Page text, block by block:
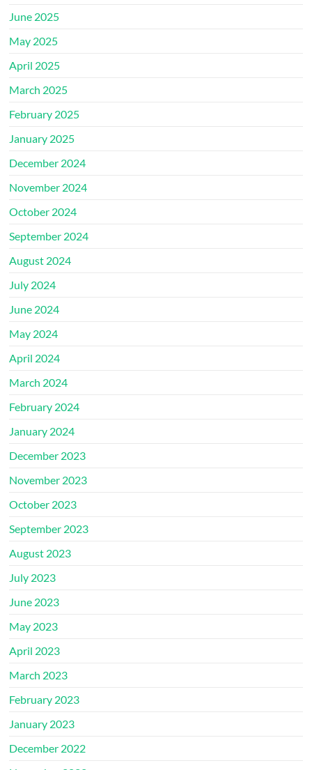
June 2025
May 2025
April 2025
March 2025
February 2025
January 2025
December 2024
November 2024
October 2024
September 2024
August 2024
July 2024
June 2024
May 2024
April 2024
March 2024
February 2024
January 2024
December 2023
November 2023
October 2023
September 2023
August 2023
July 2023
June 2023
May 2023
April 2023
March 2023
February 2023
January 2023
December 2022